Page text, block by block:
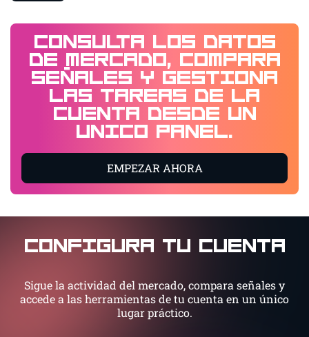
Consulta los datos
de mercado, compara
señales y gestiona
las tareas de la
cuenta desde un
único panel.
EMPEZAR AHORA
Configura tu cuenta
Sigue la actividad del mercado, compara señales y
accede a las herramientas de tu cuenta en un único
lugar práctico.